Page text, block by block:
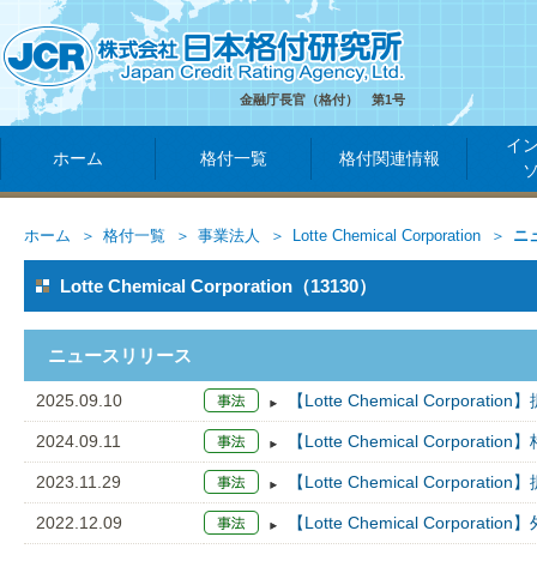
金融庁長官（格付） 第1号
ホーム 格付一覧 格付関連情報
イ
ホーム 格付一覧 事業法人 Lotte Chemical Corporation ニ
Lotte Chemical Corporation（13130）
ニュースリリース
2025.09.10 【Lotte Chemical Corporation
2024.09.11 【Lotte Chemical Corporation
2023.11.29 【Lotte Chemical Corporation
2022.12.09 【Lotte Chemical Corporation